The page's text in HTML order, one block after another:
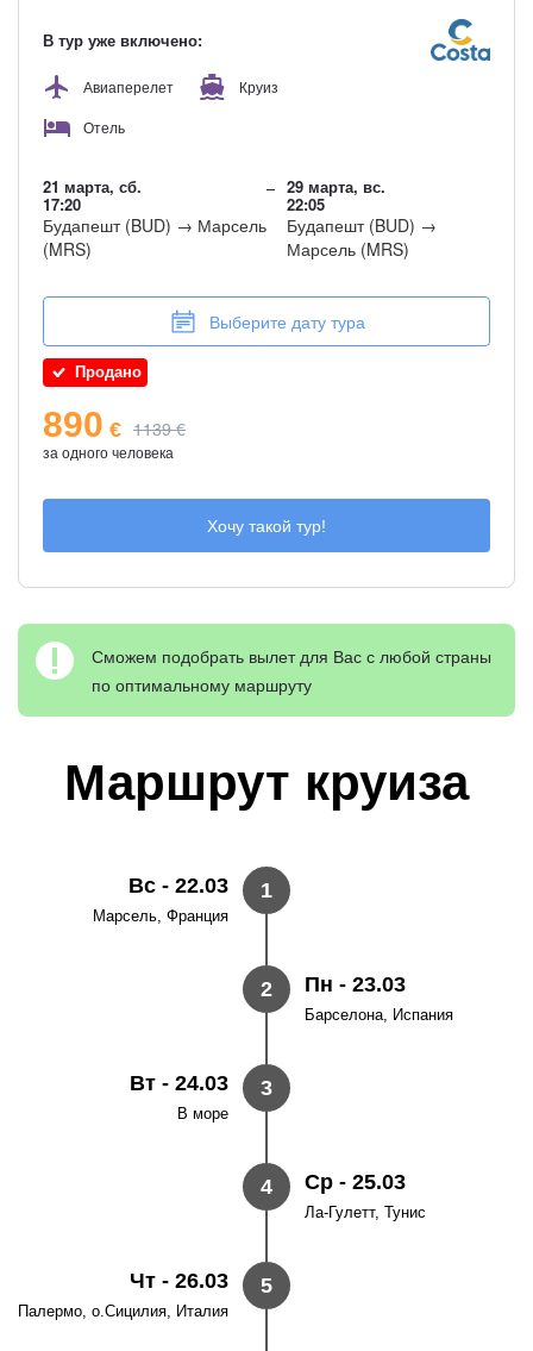
В тур уже включено:
Авиаперелет
Круиз
Отель
21 марта, сб.
17:20
Будапешт (BUD) → Марсель
(MRS)
29 марта, вс.
22:05
Будапешт (BUD) →
Марсель (MRS)
Выберите дату тура
Продано
890 € 1139 €
за одного человека
Хочу такой тур!
Сможем подобрать вылет для Вас с любой страны
по оптимальному маршруту
Маршрут круиза
1
Вс - 22.03
Марсель, Франция
2 Пн - 23.03
Барселона, Испания
3
Вт - 24.03
В море
4 Ср - 25.03
Ла-Гулетт, Тунис
5
Чт - 26.03
Палермо, о.Сицилия, Италия
Мы свяжемся с вами и сделаем резерв этого тура!